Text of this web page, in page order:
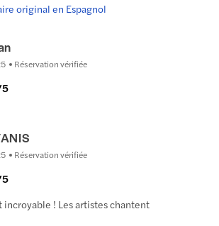
original en Espagnol
Réservation vérifiée
Réservation vérifiée
incroyable ! Les artistes chantent